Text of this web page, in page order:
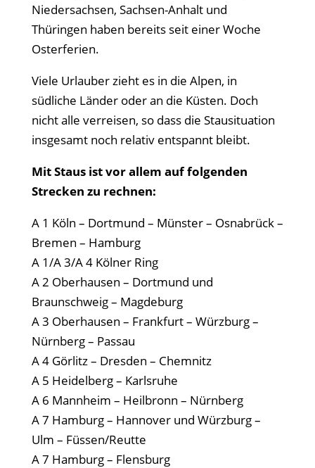
Niedersachsen, Sachsen-Anhalt und
Thüringen haben bereits seit einer Woche
Osterferien.
Viele Urlauber zieht es in die Alpen, in
südliche Länder oder an die Küsten. Doch
nicht alle verreisen, so dass die Stausituation
insgesamt noch relativ entspannt bleibt.
Mit Staus ist vor allem auf folgenden
Strecken zu rechnen:
A 1 Köln – Dortmund – Münster – Osnabrück –
Bremen – Hamburg
A 1/A 3/A 4 Kölner Ring
A 2 Oberhausen – Dortmund und
Braunschweig – Magdeburg
A 3 Oberhausen – Frankfurt – Würzburg –
Nürnberg – Passau
A 4 Görlitz – Dresden – Chemnitz
A 5 Heidelberg – Karlsruhe
A 6 Mannheim – Heilbronn – Nürnberg
A 7 Hamburg – Hannover und Würzburg –
Ulm – Füssen/Reutte
A 7 Hamburg – Flensburg